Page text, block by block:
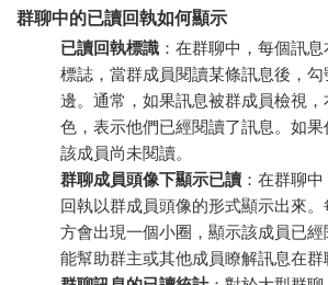
群聊中的已讀回執如何顯示
已讀回執標識 ：在群聊中，每個訊
標誌，當群成員閱讀某條訊息後，
邊。通常，如果訊息被群成員檢視
色，表示他們已經閱讀了訊息。如
該成員尚未閱讀。
群聊成員頭像下顯示已讀 ：在群聊
回執以群成員頭像的形式顯示出來
方會出現一個小圈，顯示該成員已
能幫助群主或其他成員瞭解訊息在群